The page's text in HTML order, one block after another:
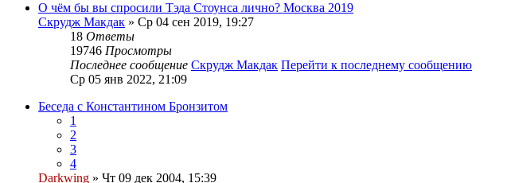
О чём бы вы спросили Тэда Стоунса лично? Москва 2019
Скрудж Макдак » Ср 04 сен 2019, 19:27
18 Ответы
19746 Просмотры
Последнее сообщение Скрудж Макдак Перейти к последнему сообщению
Ср 05 янв 2022, 21:09
Беседа с Константином Бронзитом
1
2
3
4
Darkwing » Чт 09 дек 2004, 15:39